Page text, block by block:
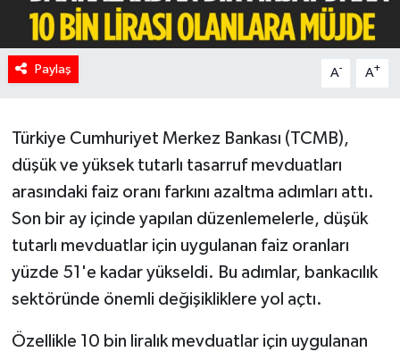
Paylaş A- A+
Türkiye Cumhuriyet Merkez Bankası (TCMB),
düşük ve yüksek tutarlı tasarruf mevduatları
arasındaki faiz oranı farkını azaltma adımları attı.
Son bir ay içinde yapılan düzenlemelerle, düşük
tutarlı mevduatlar için uygulanan faiz oranları
yüzde 51'e kadar yükseldi. Bu adımlar, bankacılık
sektöründe önemli değişikliklere yol açtı.
Özellikle 10 bin liralık mevduatlar için uygulanan
MAGAZİN
Oyun
RESMİ İLANLAR
Spor
Tarihi Yapılarımız
Teknoloji